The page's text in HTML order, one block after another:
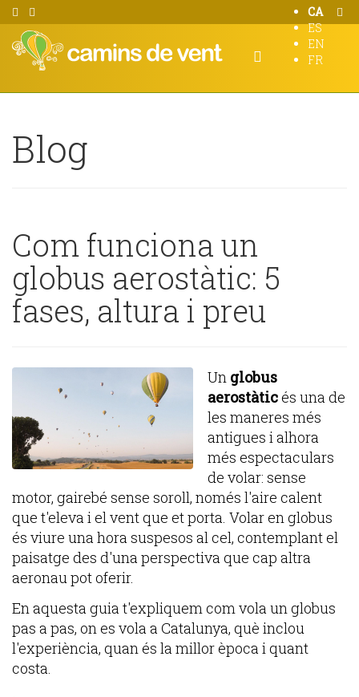
CA
ES
EN
FR
Blog
Com funciona un
globus aerostàtic: 5
fases, altura i preu
Un globus
aerostàticés una de
les maneres més
antigues i alhora
més espectaculars
de volar: sense
motor, gairebé sense soroll, només l'aire calent
que t'eleva i el vent que et porta. Volar en globus
és viure una hora suspesos al cel, contemplant el
paisatge des d'una perspectiva que cap altra
aeronau pot oferir.
En aquesta guia t'expliquem com vola un globus
pas a pas, on es vola a Catalunya, què inclou
l'experiència, quan és la millor època i quant
costa.